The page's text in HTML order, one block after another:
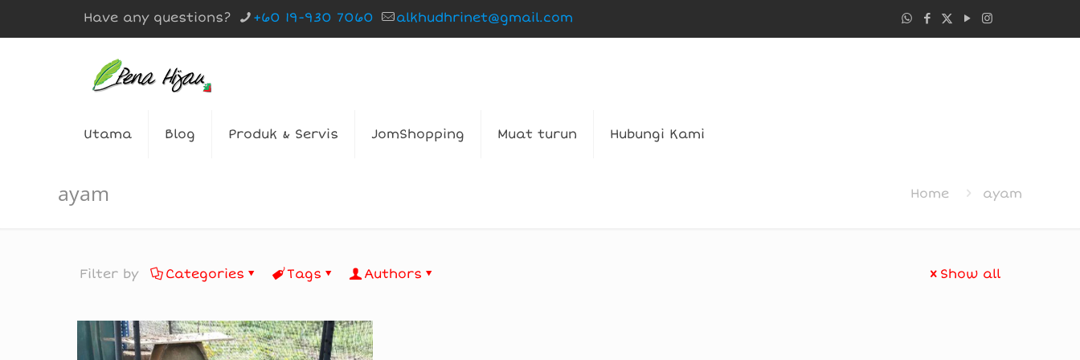
Have any questions? +60 19-930 7060 alkhudhrinet@gmail.com
Utama Blog Produk & Servis JomShopping Muat turun Hubungi Kami
ayam Home ayam
Filter by Categories Tags Authors Show all